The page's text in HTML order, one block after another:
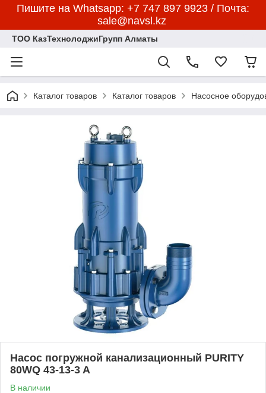
Пишите на Whatsapp: +7 747 897 9923 / Почта:
sale@navsl.kz
ТОО КазТехнолоджиГрупп Алматы
Каталог товаров Каталог товаров Насосное
Насос погружной канализационный PURITY
80WQ 43-13-3 A
В наличии